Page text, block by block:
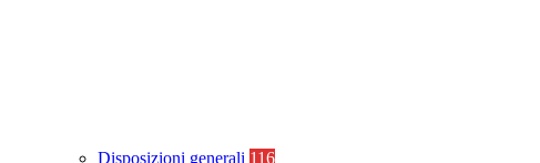
Disposizioni generali 116